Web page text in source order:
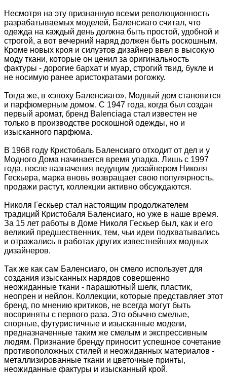
Несмотря на эту признанную всеми революционность
разрабатываемых моделей, Баленсиаго считал, что
одежда на каждый день должна быть простой, удобной и
строгой, а вот вечерний наряд должен быть роскошным.
Кроме новых кроя и силуэтов дизайнер ввел в высокую
моду ткани, которые он ценил за оригинальность
фактуры - дорогие бархат и муар, строгий твид, букле и
не носимую ранее аристократами рогожку.
Тогда же, в «эпоху Баленсиаго», Модный дом становится
и парфюмерным домом. С 1947 года, когда был создан
первый аромат, бренд Balenciaga стал известен не
только в производстве роскошной одежды, но и
изысканного парфюма.
В 1968 году Кристобаль Баленсиаго отходит от дел и у
Модного Дома начинается время упадка. Лишь с 1997
года, после назначения ведущим дизайнером Николя
Гескьера, марка вновь возвращает свою популярность,
продажи растут, коллекции активно обсуждаются.
Николя Гескьер стал настоящим продолжателем
традиций Кристобаля Баленсиаго, но уже в наше время.
За 15 лет работы в Доме Николя Гескьер был, как и его
великий предшественник, тем, чьи идеи подхватывались
и отражались в работах других известнейших модных
дизайнеров.
Так же как сам Баленсиаго, он смело использует для
создания изысканных нарядов совершенно
неожиданные ткани - парашютный шелк, пластик,
неопрен и нейлон. Коллекции, которые представляет этот
бренд, по мнению критиков, не всегда могут быть
восприняты с первого раза. Это обычно смелые,
спорные, футуристичные и изысканные модели,
предназначенные таким же смелым и экспрессивным
людям. Признание бренду приносит успешное сочетание
противоположных стилей и неожиданных материалов -
металлизированные ткани и цветочные принты,
неожиданные фактуры и изысканный крой.